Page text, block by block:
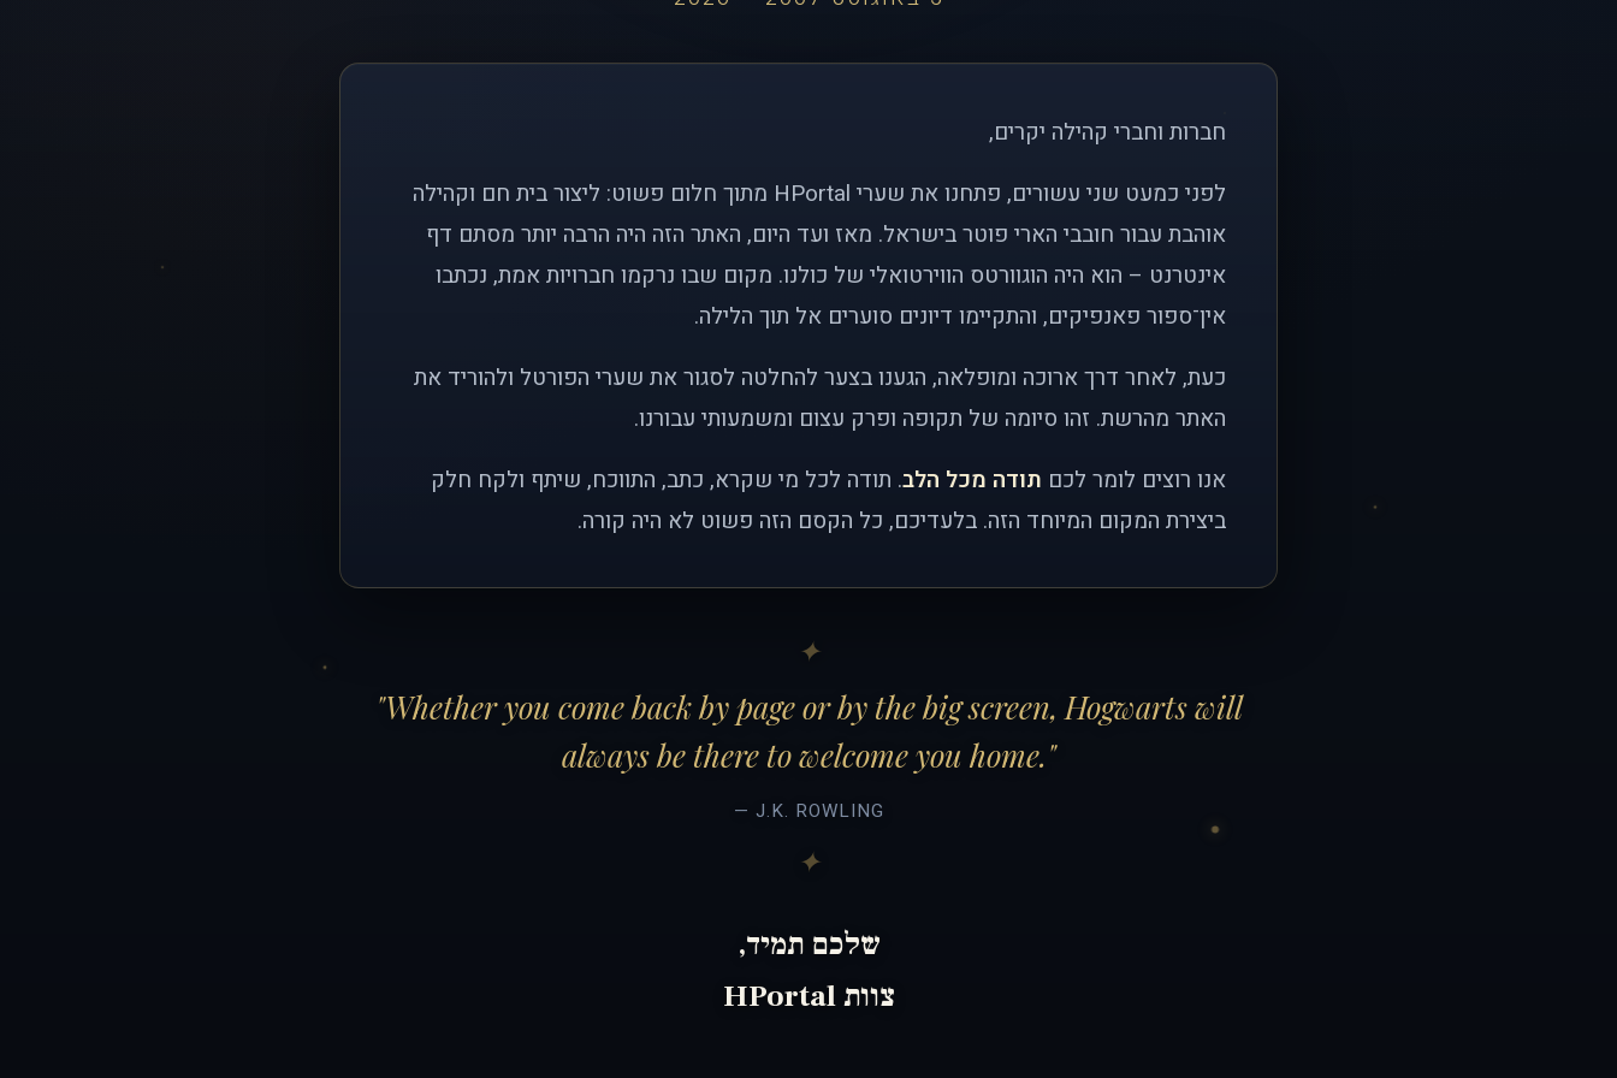
חברות וחברי קהילה יקרים,
לפני כמעט שני עשורים, פתחנו את שערי HPortal מתוך חלום פשוט: ליצור בית חם וקהילה
אוהבת עבור חובבי הארי פוטר בישראל. מאז ועד היום, האתר הזה היה הרבה יותר מסתם דף
אינטרנט – הוא היה הוגוורטס הווירטואלי של כולנו. מקום שבו נרקמו חברויות אמת, נכתבו
אין־ספור פאנפיקים, והתקיימו דיונים סוערים אל תוך הלילה.
כעת, לאחר דרך ארוכה ומופלאה, הגענו בצער להחלטה לסגור את שערי הפורטל ולהוריד את
האתר מהרשת. זהו סיומה של תקופה ופרק עצום ומשמעותי עבורנו.
אנו רוצים לומר לכם תודה מכל הלב. תודה לכל מי שקרא, כתב, התווכח, שיתף ולקח חלק
ביצירת המקום המיוחד הזה. בלעדיכם, כל הקסם הזה פשוט לא היה קורה.
"Whether you come back by page or by the big screen, Hogwarts will
always be there to welcome you home."
— J.K. ROWLING
שלכם תמיד,
צוות HPortal